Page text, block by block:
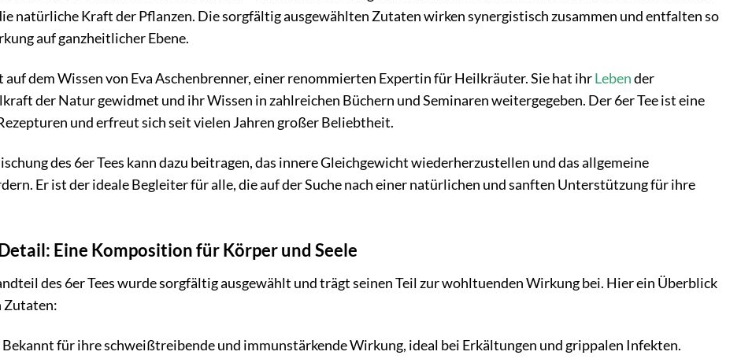
natürliche Kraft der Pflanzen. Die sorgfältig ausgewählten Zutaten wirken synergistisch zusammen und entfalten so
auf ganzheitlicher Ebene.
auf dem Wissen von Eva Aschenbrenner, einer renommierten Expertin für Heilkräuter. Sie hat ihrLebender
der Natur gewidmet und ihr Wissen in zahlreichen Büchern und Seminaren weitergegeben. Der 6er Tee ist eine
und erfreut sich seit vielen Jahren großer Beliebtheit.
des 6er Tees kann dazu beitragen, das innere Gleichgewicht wiederherzustellen und das allgemeine
Er ist der ideale Begleiter für alle, die auf der Suche nach einer natürlichen und sanften Unterstützung für ihre
Eine Komposition für Körper und Seele
des 6er Tees wurde sorgfältig ausgewählt und trägt seinen Teil zur wohltuenden Wirkung bei. Hier ein Überblick
Zutaten:
Bekannt für ihre schweißtreibende und immunstärkende Wirkung, ideal bei Erkältungen und grippalen Infekten.